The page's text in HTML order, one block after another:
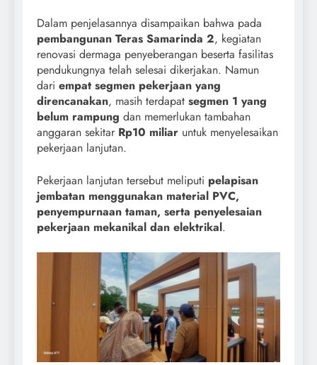
Dalam penjelasannya disampaikan bahwa pada
pembangunan Teras Samarinda 2, kegiatan
renovasi dermaga penyeberangan beserta fasilitas
pendukungnya telah selesai dikerjakan. Namun
dari empat segmen pekerjaan yang
direncanakan, masih terdapat segmen 1 yang
belum rampung dan memerlukan tambahan
anggaran sekitar Rp10 miliar untuk menyelesaikan
pekerjaan lanjutan.
Pekerjaan lanjutan tersebut meliputi pelapisan
jembatan menggunakan material PVC,
penyempurnaan taman, serta penyelesaian
pekerjaan mekanikal dan elektrikal.